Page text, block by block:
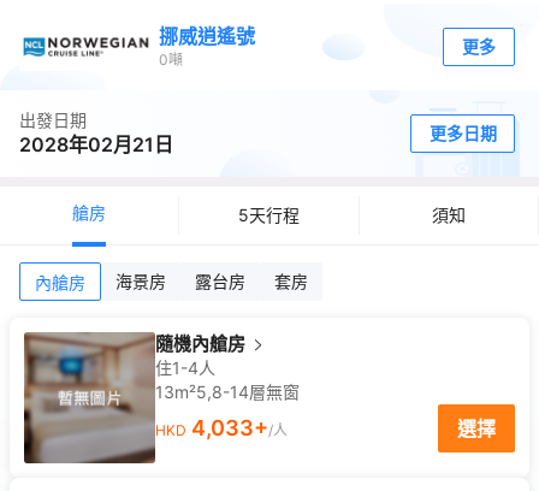
挪威逍遙號
0噸
更多
出發日期
2028年02月21日 更多日期
艙房 5天行程 須知
內艙房 海景房 露台房 套房
隨機內艙房
住1-4人
13m²5,8-14層無窗
HKD 4,033+/人 選擇